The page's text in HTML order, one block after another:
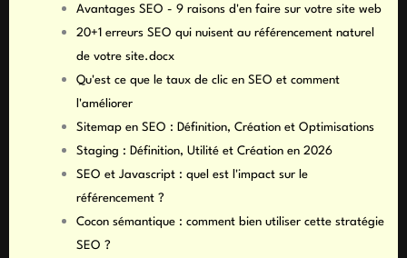
Avantages SEO - 9 raisons d'en faire sur votre site web
20+1 erreurs SEO qui nuisent au référencement naturel
de votre site.docx
Qu'est ce que le taux de clic en SEO et comment
l'améliorer
Sitemap en SEO : Définition, Création et Optimisations
Staging : Définition, Utilité et Création en 2026
SEO et Javascript : quel est l'impact sur le
référencement ?
Cocon sémantique : comment bien utiliser cette stratégie
SEO ?